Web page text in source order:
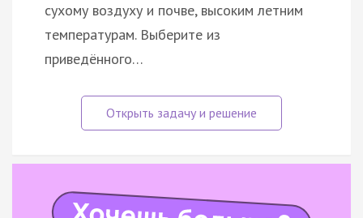
сухому воздуху и почве, высоким летним
температурам. Выберите из
приведённого…